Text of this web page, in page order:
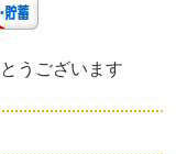
うございます